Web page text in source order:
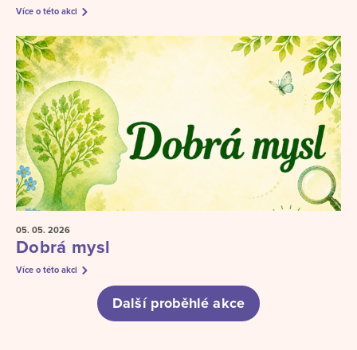
Více o této akci
05. 05. 2026
Dobrá mysl
Více o této akci
Další proběhlé akce